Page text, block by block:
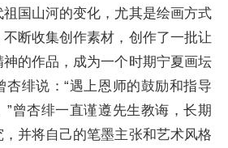
国山河的变化，尤其是绘画方式
断收集创作素材，创作了一批让
的作品，成为一个时期宁夏画坛
杏绯说：“遇上恩师的鼓励和指导
”曾杏绯一直谨遵先生教诲，长期
并将自己的笔墨主张和艺术风格